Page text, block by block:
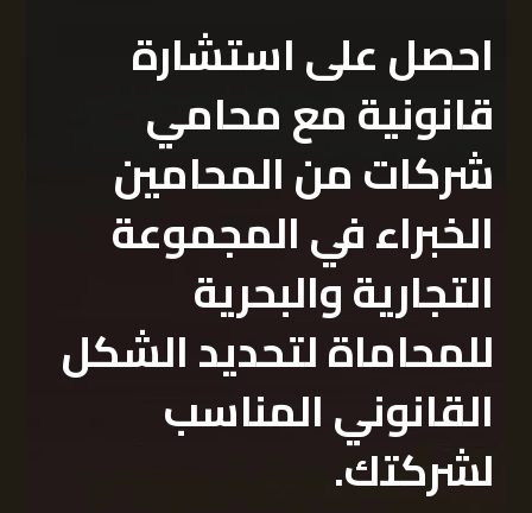
احصل على استشارة
قانونية مع محامي
شركاتمن المحامين
الخبراء في المجموعة
التجارية والبحرية
للمحاماة لتحديد الشكل
القانوني المناسب
لشركتك.